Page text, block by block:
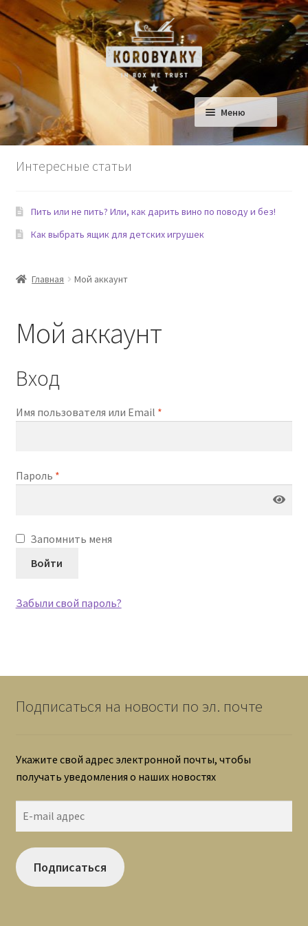
Перейти
навигации
Перейти
содержимому
Меню
Ящики для Дома
Сад
Контакты - 093 558 60 74
Интересные статьи
Пить или не пить? Или, как дарить вино по поводу и без!
Как выбрать ящик для детских игрушек
Главная Мой аккаунт
Мой аккаунт
Вход
Имя пользователя или Email *
Пароль *
Запомнить меня
Войти
Забыли свой пароль?
Подписаться на новости по эл. почте
Укажите свой адрес электронной почты, чтобы
получать уведомления о наших новостях
Подписаться